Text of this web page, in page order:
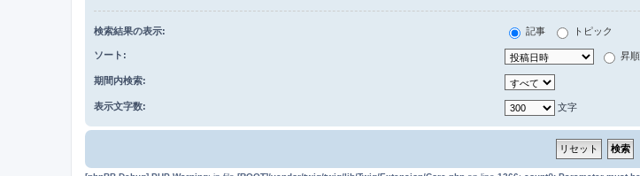
検索結果の表示: 記事 トピック
ソート: 昇順
期間内検索:
表示文字数: 文字